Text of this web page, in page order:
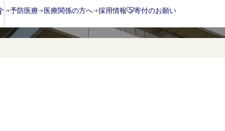
予防医療 医療関係の方へ 採用情報 寄付のお願い